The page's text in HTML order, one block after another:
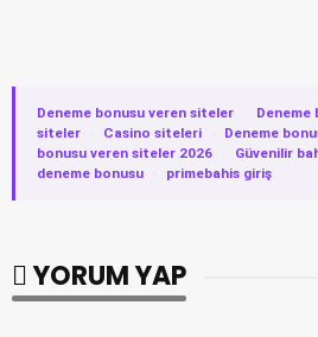
Deneme bonusu veren siteler · Deneme
siteler
· Casino siteleri · Deneme
bonusu veren siteler 2026
· Güvenilir
deneme bonusu
· primebahis giriş
YORUM YAP